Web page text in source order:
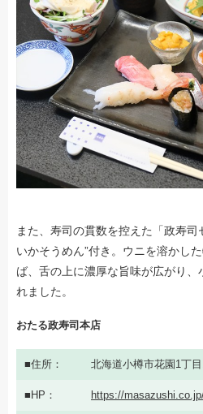
また、寿司の貫数を控えた「政寿司
いかそうめん”付き。ウニを溶かし
ば、舌の上に濃厚な旨味が広がり
れました。
おたる政寿司本店
住所 北海道小樽市花園1丁
HP https://